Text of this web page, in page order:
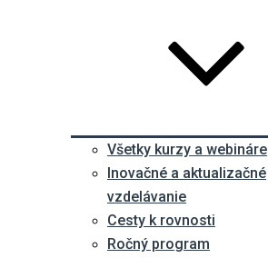
Všetky kurzy a webináre
Inovačné a aktualizačné
vzdelávanie
Cesty k rovnosti
Ročný program